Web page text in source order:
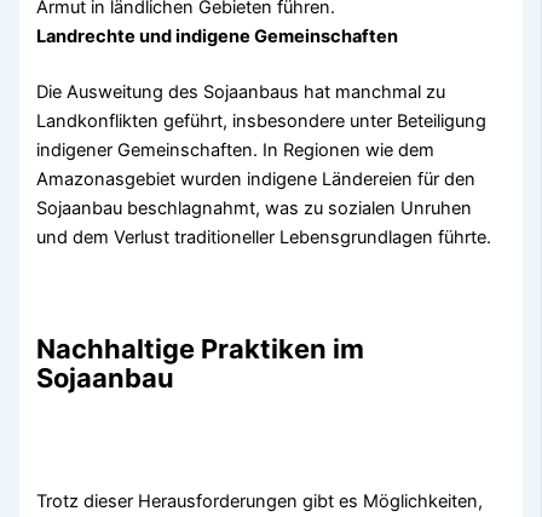
Armut in ländlichen Gebieten führen.
Landrechte und indigene Gemeinschaften
Die Ausweitung des Sojaanbaus hat manchmal zu
Landkonflikten geführt, insbesondere unter Beteiligung
indigener Gemeinschaften. In Regionen wie dem
Amazonasgebiet wurden indigene Ländereien für den
Sojaanbau beschlagnahmt, was zu sozialen Unruhen
und dem Verlust traditioneller Lebensgrundlagen führte.
Nachhaltige Praktiken im
Sojaanbau
Trotz dieser Herausforderungen gibt es Möglichkeiten,